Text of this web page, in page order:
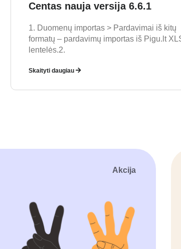
Centas nauja versija 6.6.1
1. Duomenų importas > Pardavimai iš kitų
formatų – pardavimų importas iš Pigu.lt
lentelės.2.
Skaityti daugiau
Akcija